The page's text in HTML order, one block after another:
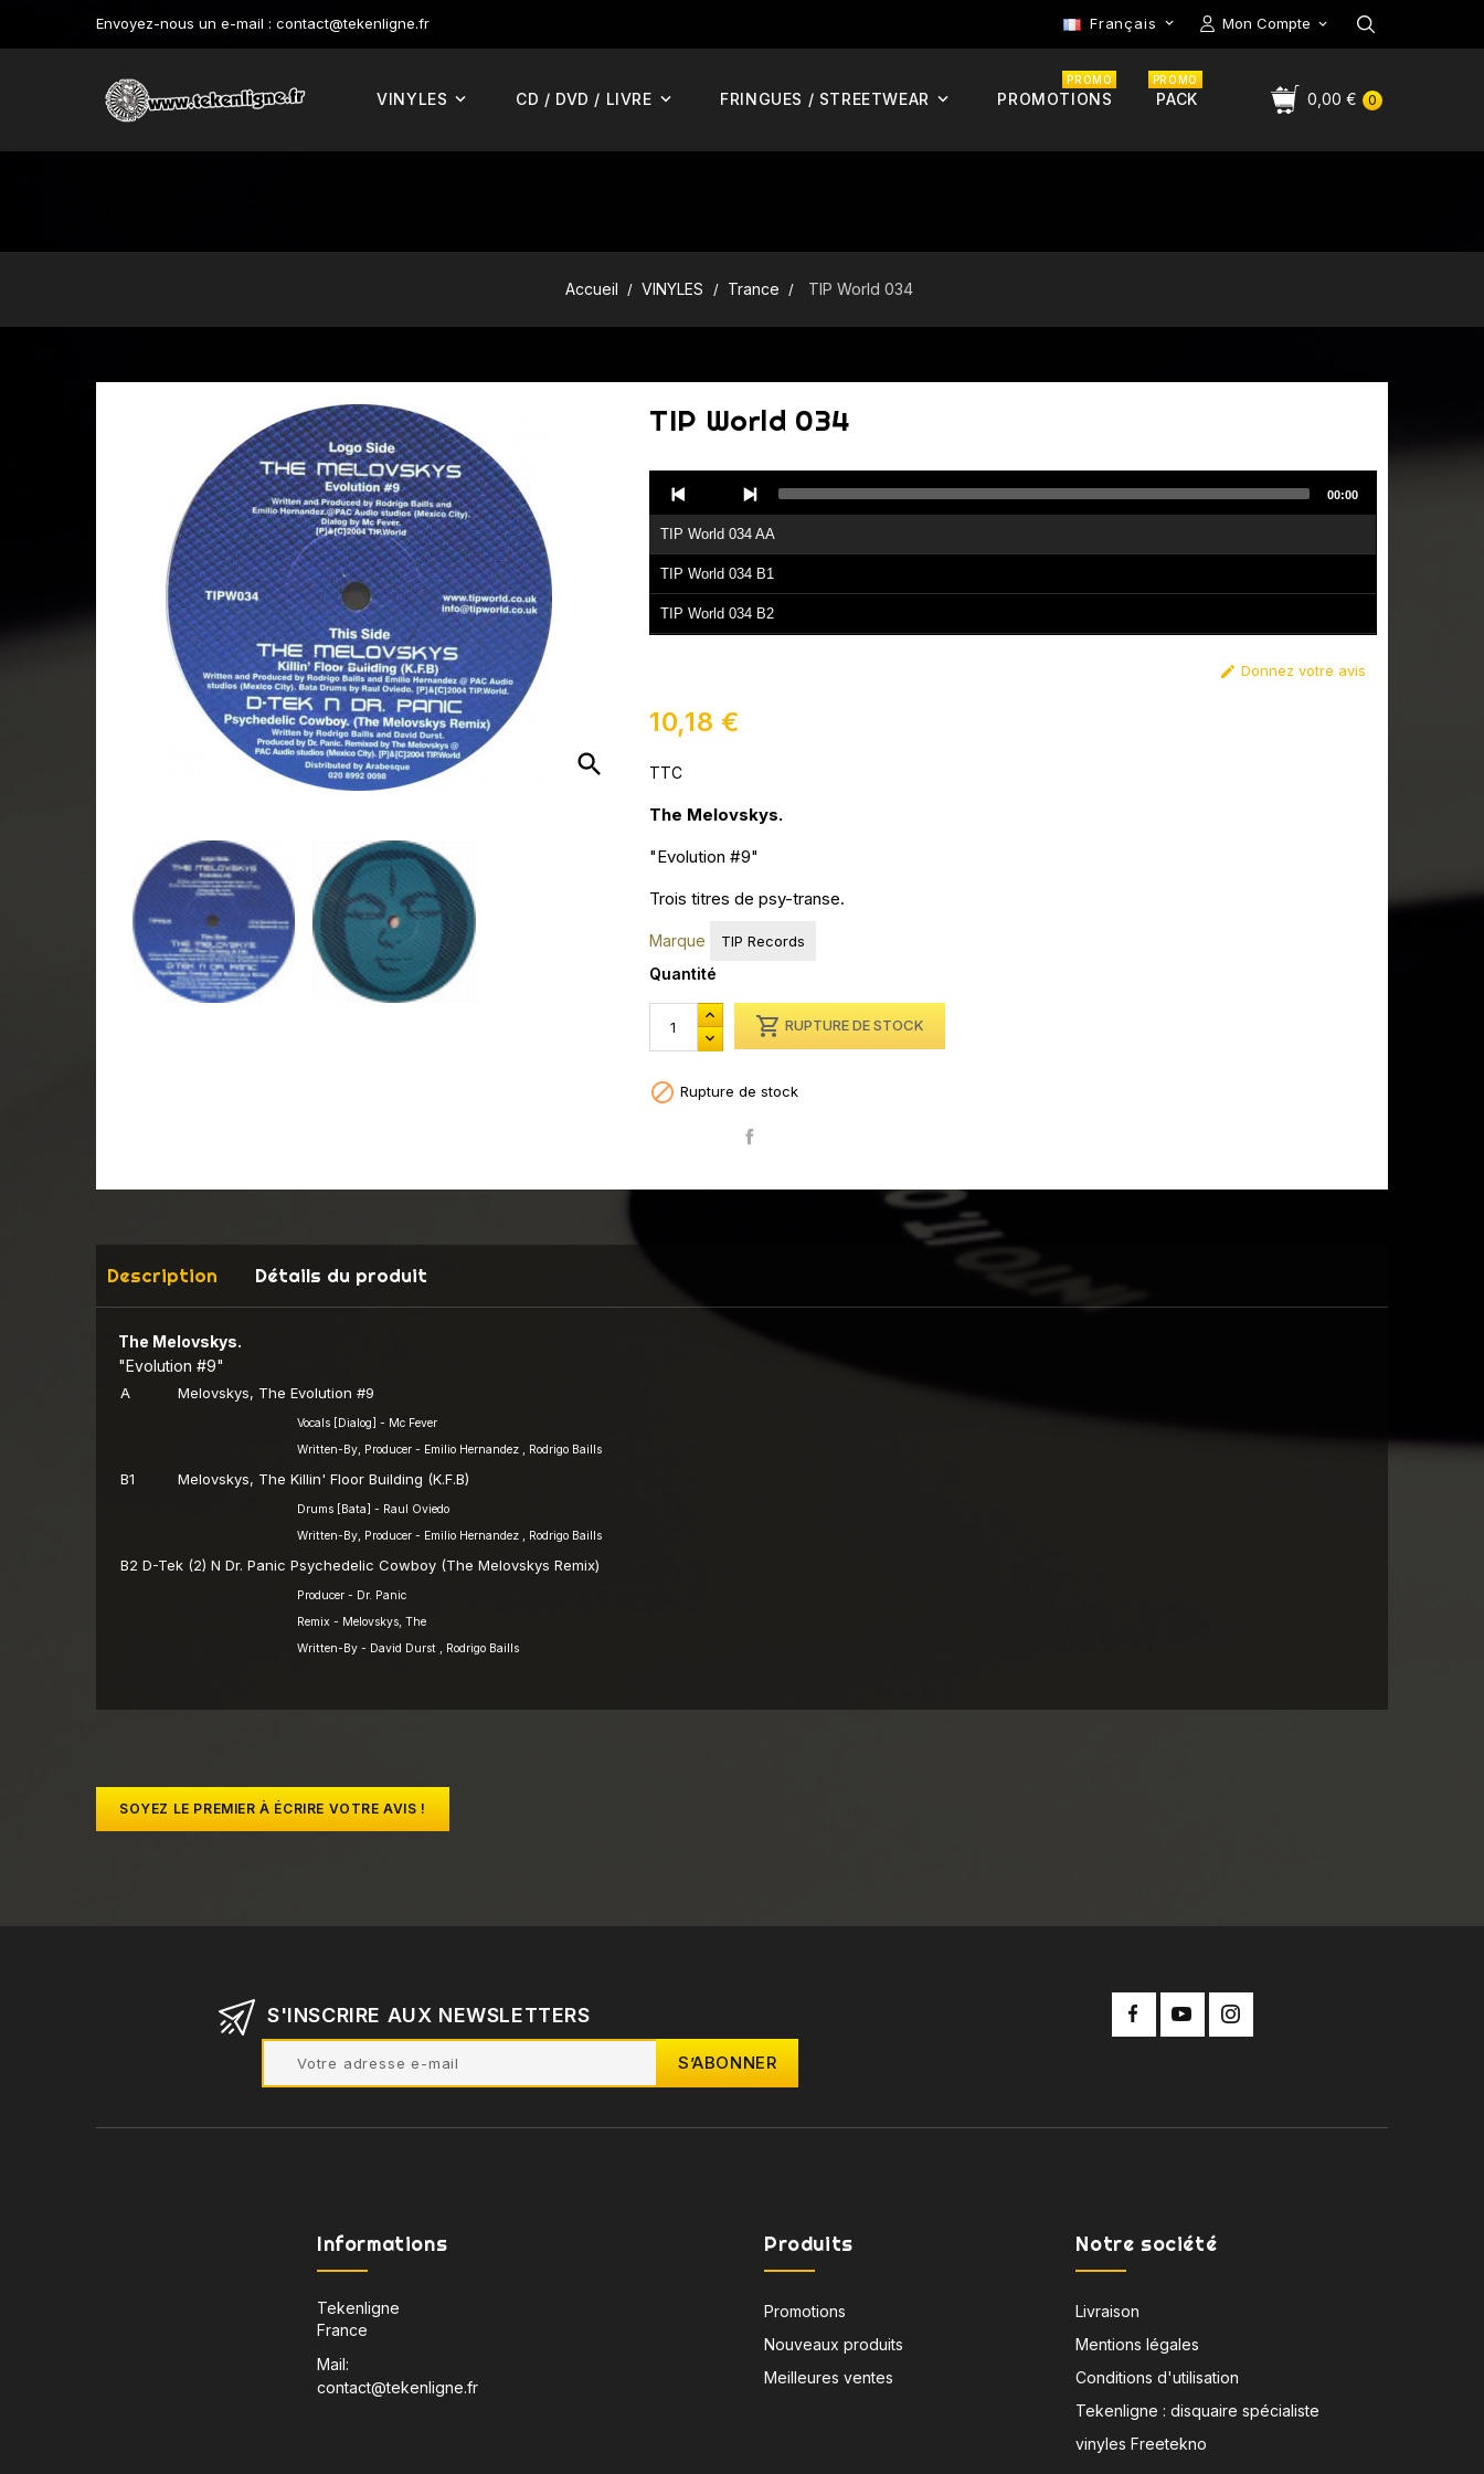
Envoyez-nous un e-mail : contact@tekenligne.fr Mon Compte
Français 
0
0,00 €
VINYLES CD / DVD / LIVRE FRINGUES / STREETWEAR PROMOTIONS
PROMO
PACK
PROMO
Accueil VINYLES Trance TIP World 034
search
TIP World 034
Player
TIP World 034 AA
TIP World 034 B1
TIP World 034 B2
00:00
 Donnez votre avis
10,18 €
TTC
The Melovskys.
"Evolution #9"
Trois titres de psy-transe.
Marque TIP Records
Quantité
 RUPTURE DE STOCK
 Rupture de stock
Description Détails du produit
The Melovskys.
"Evolution #9"
A Melovskys, The Evolution #9
Vocals [Dialog] - Mc Fever
Written-By, Producer - Emilio Hernandez , Rodrigo Baills
B1 Melovskys, The Killin' Floor Building (K.F.B)
Drums [Bata] - Raul Oviedo
Written-By, Producer - Emilio Hernandez , Rodrigo Baills
B2 D-Tek (2) N Dr. Panic Psychedelic Cowboy (The Melovskys Remix)
Producer - Dr. Panic
Remix - Melovskys, The
Written-By - David Durst , Rodrigo Baills
SOYEZ LE PREMIER À ÉCRIRE VOTRE AVIS !
S'INSCRIRE AUX NEWSLETTERS
Informations
Tekenligne
France
Mail:
contact@tekenligne.fr
Produits
Promotions
Nouveaux produits
Meilleures ventes
Notre société
Livraison
Mentions légales
Conditions d'utilisation
Tekenligne : disquaire spécialiste
vinyles Freetekno